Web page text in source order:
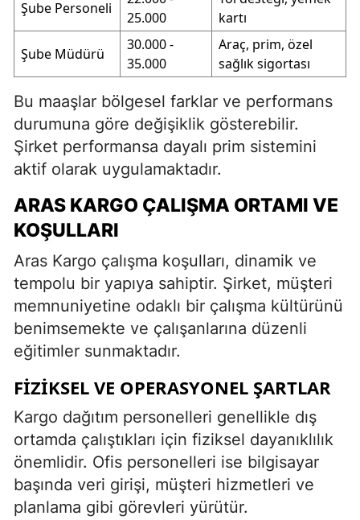
Şube Personeli
25.000
kartı
Şube Müdürü
30.000 -
35.000
Araç, prim, özel
sağlık sigortası
Bu maaşlar bölgesel farklar ve performans
durumuna göre değişiklik gösterebilir.
Şirket performansa dayalı prim sistemini
aktif olarak uygulamaktadır.
ARAS KARGO ÇALIŞMA ORTAMI VE
KOŞULLARI
Aras Kargo çalışma koşulları, dinamik ve
tempolu bir yapıya sahiptir. Şirket, müşteri
memnuniyetine odaklı bir çalışma kültürünü
benimsemekte ve çalışanlarına düzenli
eğitimler sunmaktadır.
FIZIKSEL VE OPERASYONEL ŞARTLAR
Kargo dağıtım personelleri genellikle dış
ortamda çalıştıkları için fiziksel dayanıklılık
önemlidir. Ofis personelleri ise bilgisayar
başında veri girişi, müşteri hizmetleri ve
planlama gibi görevleri yürütür.